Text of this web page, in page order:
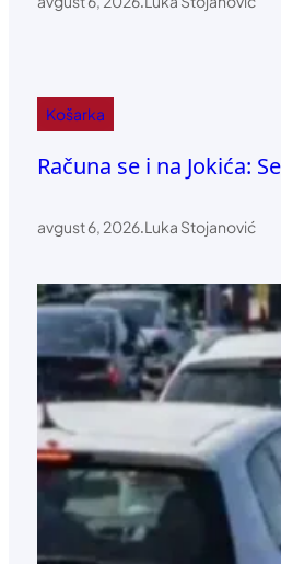
Košarka
Računa se i na Jokića:
avgust 6, 2026.Luka Stojanović